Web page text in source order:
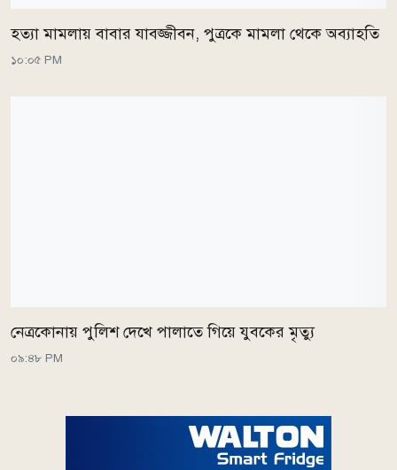
হত্যা মামলায় বাবার যাবজ্জীবন, পুত্রকে মামলা থেকে অব্যাহতি
১০:০৫ PM
নেত্রকোনায় পুলিশ দেখে পালাতে গিয়ে যুবকের মৃত্যু
০৯:৪৮ PM